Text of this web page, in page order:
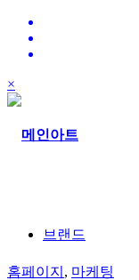
×
브랜드
홈페이지 , 마케팅